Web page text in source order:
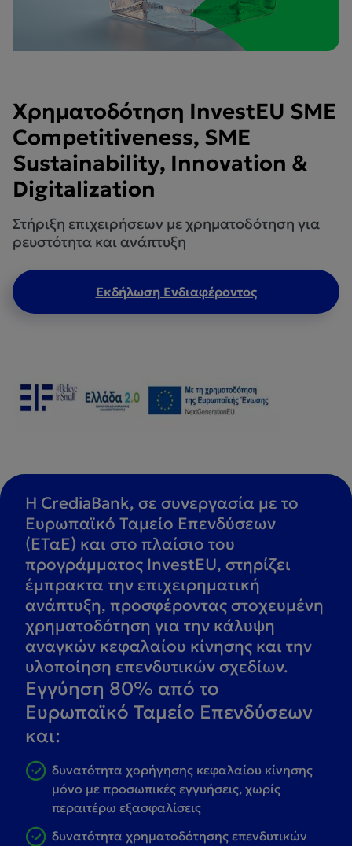
Χρηματοδότηση InvestEU SME
Competitiveness, SME
Sustainability, Innovation &
Digitalization
Στήριξη επιχειρήσεων με χρηματοδότηση για
ρευστότητα και ανάπτυξη
Εκδήλωση Ενδιαφέροντος
Η CrediaBank, σε συνεργασία με το
Ευρωπαϊκό Ταμείο Επενδύσεων
(ΕΤαΕ) και στο πλαίσιο του
προγράμματος InvestEU, στηρίζει
έμπρακτα την επιχειρηματική
ανάπτυξη, προσφέροντας στοχευμένη
χρηματοδότηση για την κάλυψη
αναγκών κεφαλαίου κίνησης και την
υλοποίηση επενδυτικών σχεδίων.
Εγγύηση 80% από το
Ευρωπαϊκό Ταμείο Επενδύσεων
και:
δυνατότητα χορήγησης κεφαλαίου κίνησης
μόνο με προσωπικές εγγυήσεις, χωρίς
περαιτέρω εξασφαλίσεις
δυνατότητα χρηματοδότησης επενδυτικών